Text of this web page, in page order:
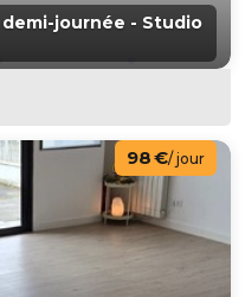
demi-journée - Studio
98 €/ jour